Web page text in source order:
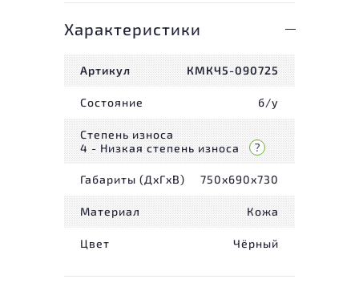
Характеристики
Артикул КМКЧ5-090725
Состояние б/у
Степень износа
4 - Низкая степень износа
Габариты (ДxГxВ) 750x690x730
Материал Кожа
Цвет Чёрный